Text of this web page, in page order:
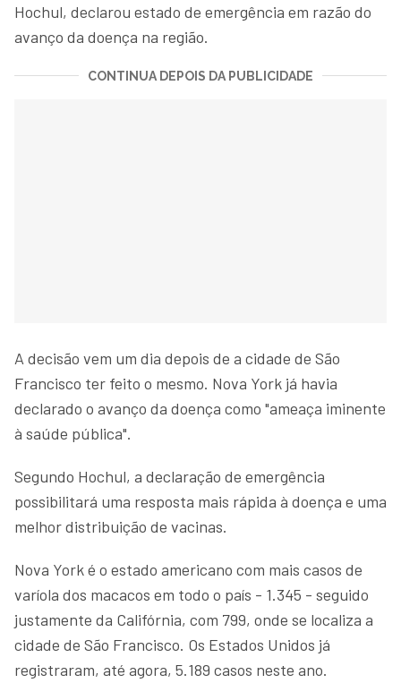
Hochul, declarou estado de emergência em razão do
avanço da doença na região.
CONTINUA DEPOIS DA PUBLICIDADE
A decisão vem um dia depois de a cidade de São
Francisco ter feito o mesmo. Nova York já havia
declarado o avanço da doença como "ameaça iminente
à saúde pública".
Segundo Hochul, a declaração de emergência
possibilitará uma resposta mais rápida à doença e uma
melhor distribuição de vacinas.
Nova York é o estado americano com mais casos de
varíola dos macacos em todo o país - 1.345 - seguido
justamente da Califórnia, com 799, onde se localiza a
cidade de São Francisco. Os Estados Unidos já
registraram, até agora, 5.189 casos neste ano.